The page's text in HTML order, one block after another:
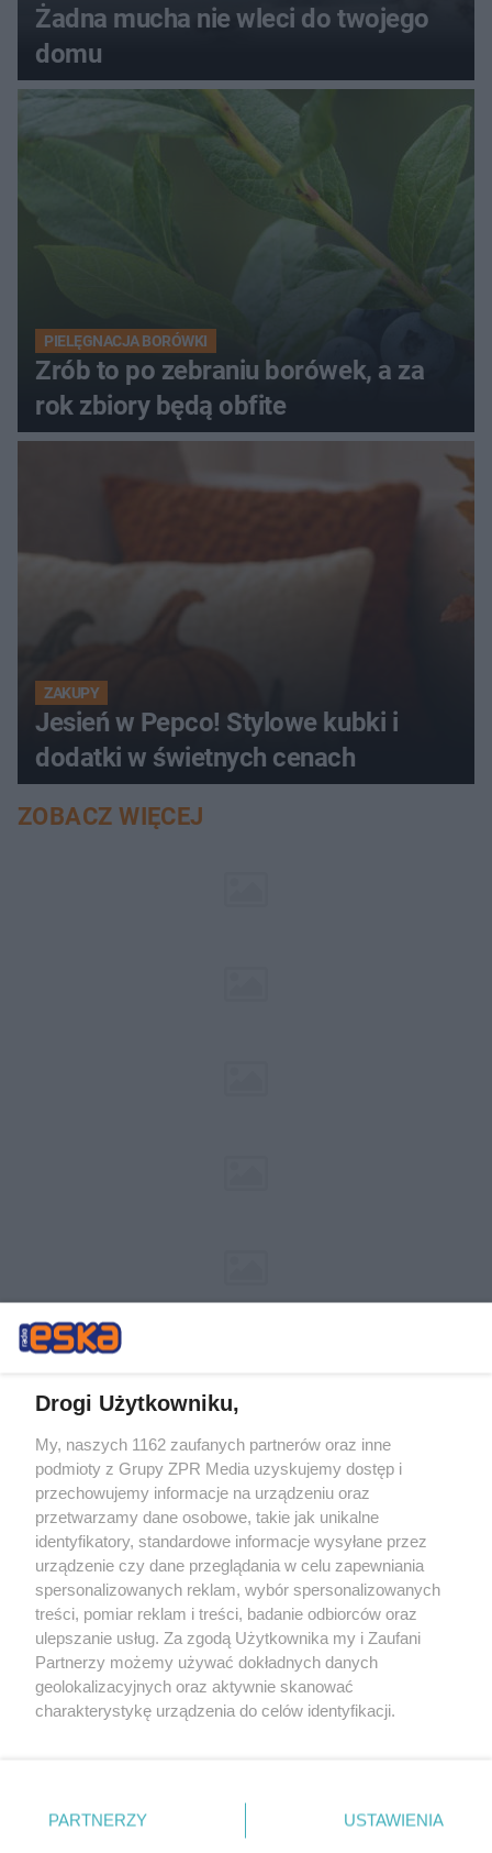
Żadna mucha nie wleci do twojego
domu
PIELĘGNACJA BORÓWKI
Zrób to po zebraniu borówek, a za
rok zbiory będą obfite
ZAKUPY
Jesień w Pepco! Stylowe kubki i
dodatki w świetnych cenach
ZOBACZ WIĘCEJ
Żaden utwór zamieszczony w serwisie nie może być powielany i
rozpowszechniany lub dalej rozpowszechniany w jakikolwiek sposób (w
tym także elektroniczny lub mechaniczny) na jakimkolwiek polu
eksploatacji w jakiejkolwiek formie, włącznie z umieszczaniem w
Internecie bez pisemnej zgody właściciela praw. Jakiekolwiek użycie lub
wykorzystanie utworów w całości lub w części z naruszeniem prawa,
tzn. bez właściwej zgody, jest zabronione pod groźbą kary i może być
ścigane prawnie.
Drogi Użytkowniku,
My, naszych 1162 zaufanych partnerów oraz inne
podmioty z Grupy ZPR Media uzyskujemy dostęp i
przechowujemy informacje na urządzeniu oraz
przetwarzamy dane osobowe, takie jak unikalne
identyfikatory, standardowe informacje wysyłane przez
urządzenie czy dane przeglądania w celu zapewniania
spersonalizowanych reklam, wybór spersonalizowanych
treści, pomiar reklam i treści, badanie odbiorców oraz
ulepszanie usług. Za zgodą Użytkownika my i Zaufani
Partnerzy możemy używać dokładnych danych
geolokalizacyjnych oraz aktywnie skanować
charakterystykę urządzenia do celów identyfikacji.
zmienić/wycofać klikając przycisk ustawień prywatności
znajdujący się w lewym dolnym rogu strony
PARTNERZY USTAWIENIA